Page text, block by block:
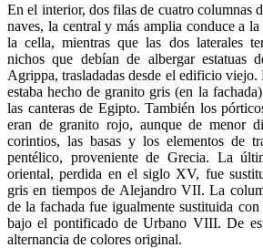
En el interior, dos filas de cuatro columnas
naves, la central y más amplia conduce a la
la cella, mientras que las dos laterales
nichos que debían de albergar estatuas
Agrippa, trasladadas desde el edificio viejo.
estaba hecho de granito gris (en la
las canteras de Egipto. También los
eran de granito rojo, aunque de menor
corintios, las basas y los elementos de
pentélico, proveniente de Grecia. La
oriental, perdida en el siglo XV, fue
gris en tiempos de Alejandro VII. La
de la fachada fue igualmente sustituida
bajo el pontificado de Urbano VIII. De
alternancia de colores original.